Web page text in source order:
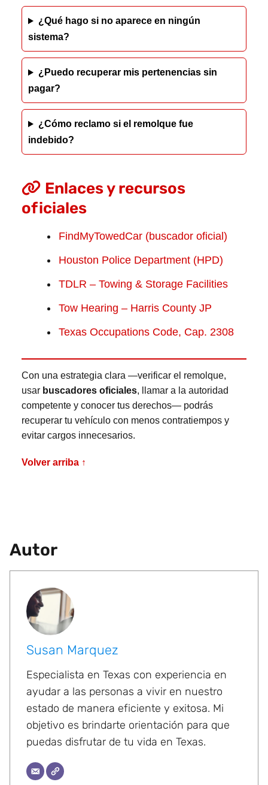
¿Qué hago si no aparece en ningún
sistema?
¿Puedo recuperar mis pertenencias sin
pagar?
¿Cómo reclamo si el remolque fue
indebido?
Enlaces y recursos
oficiales
FindMyTowedCar (buscador oficial)
Houston Police Department (HPD)
TDLR – Towing & Storage Facilities
Tow Hearing – Harris County JP
Texas Occupations Code, Cap. 2308
Con una estrategia clara —verificar el remolque,
usar buscadores oficiales, llamar a la autoridad
competente y conocer tus derechos— podrás
recuperar tu vehículo con menos contratiempos y
evitar cargos innecesarios.
Volver arriba ↑
Autor
Susan Marquez
Especialista en Texas con experiencia en
ayudar a las personas a vivir en nuestro
estado de manera eficiente y exitosa. Mi
objetivo es brindarte orientación para que
puedas disfrutar de tu vida en Texas.